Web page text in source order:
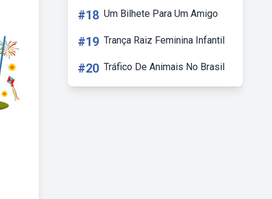
#18 Um Bilhete Para Um Amigo
#19 Trança Raiz Feminina Infantil
#20 Tráfico De Animais No Brasil